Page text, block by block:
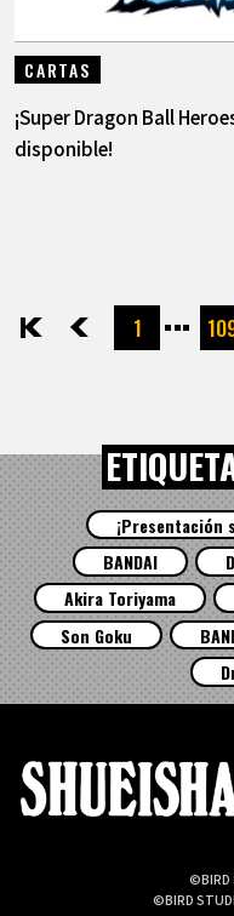
CARTAS
¡Super Dragon Ball
disponible!
先頭 前へ1
¡Presentación
BANDAI
Akira Toriyama
Son Goku
©BIRD
©BIRD